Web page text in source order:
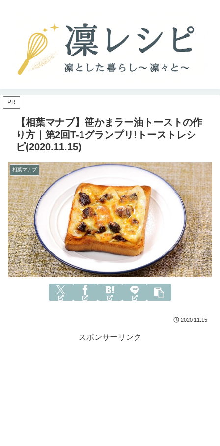
PR
【相葉マナブ】笹かまラー油トーストの作
り方｜第2回T-1グランプリ!トーストレシ
ピ(2020.11.15)
相葉マナブ
2020.11.15
スポンサーリンク